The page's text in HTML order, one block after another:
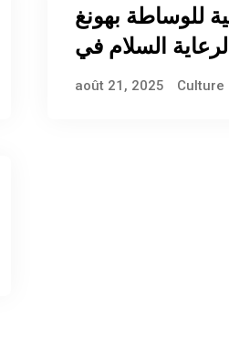
للوساطة بهونغ
لرعاية السلام في
العالم
août 21, 2025 Culture